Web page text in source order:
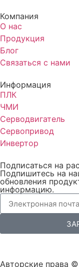
Компания
О нас
Продукция
Блог
Связаться с нами
Информация
ПЛК
ЧМИ
Серводвигатель
Сервопривод
Инвертор
Подписаться на
Подпишитесь на
обновления
информацию.
Авторские права